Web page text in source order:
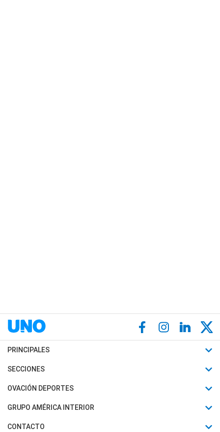
PRINCIPALES
Últimas Noticias
Política
SECCIONES
Horóscopo
Motores
OVACIÓN DEPORTES
Fútbol
Mundial
GRUPO AMÉRICA INTERIOR
Canal 7 en Vivo
CONTACTO